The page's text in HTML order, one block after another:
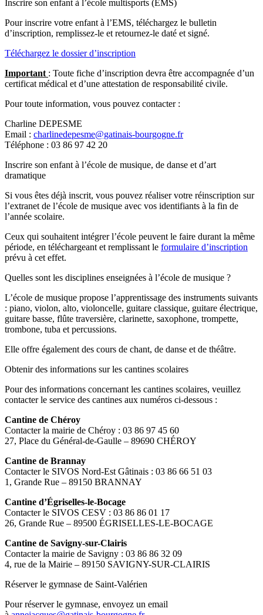
Inscrire son enfant à l’école multisports (EMS)
Pour inscrire votre enfant à l’EMS, téléchargez le bulletin
d’inscription, remplissez-le et retournez-le daté et signé.
Téléchargez le dossier d’inscription
Important : Toute fiche d’inscription devra être accompagnée d’un
certificat médical et d’une attestation de responsabilité civile.
Pour toute information, vous pouvez contacter :
Charline DEPESME
Email : charlinedepesme@gatinais-bourgogne.fr
Téléphone : 03 86 97 42 20
Inscrire son enfant à l’école de musique, de danse et d’art
dramatique
Si vous êtes déjà inscrit, vous pouvez réaliser votre réinscription sur
l’extranet de l’école de musique avec vos identifiants à la fin de
l’année scolaire.
Ceux qui souhaitent intégrer l’école peuvent le faire durant la même
période, en téléchargeant et remplissant le formulaire d’inscription
prévu à cet effet.
Quelles sont les disciplines enseignées à l’école de musique ?
L’école de musique propose l’apprentissage des instruments suivants
: piano, violon, alto, violoncelle, guitare classique, guitare électrique,
guitare basse, flûte traversière, clarinette, saxophone, trompette,
trombone, tuba et percussions.
Elle offre également des cours de chant, de danse et de théâtre.
Obtenir des informations sur les cantines scolaires
Pour des informations concernant les cantines scolaires, veuillez
contacter le service des cantines aux numéros ci-dessous :
Cantine de Chéroy
Contacter la mairie de Chéroy : 03 86 97 45 60
27, Place du Général-de-Gaulle – 89690 CHÉROY
Cantine de Brannay
Contacter le SIVOS Nord-Est Gâtinais : 03 86 66 51 03
1, Grande Rue – 89150 BRANNAY
Cantine d’Égriselles-le-Bocage
Contacter le SIVOS CESV : 03 86 86 01 17
26, Grande Rue – 89500 ÉGRISELLES-LE-BOCAGE
Cantine de Savigny-sur-Clairis
Contacter la mairie de Savigny : 03 86 86 32 09
4, rue de la Mairie – 89150 SAVIGNY-SUR-CLAIRIS
Réserver le gymnase de Saint-Valérien
Pour réserver le gymnase, envoyez un email